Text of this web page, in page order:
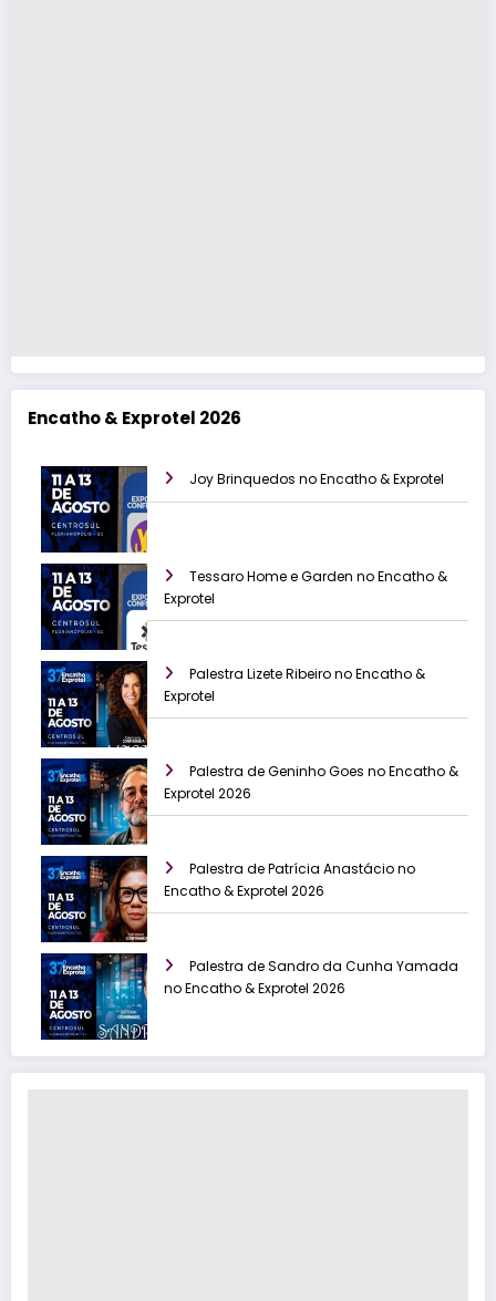
Encatho & Exprotel 2026
Joy Brinquedos no Encatho & Exprotel
Tessaro Home e Garden no Encatho &
Exprotel
Palestra Lizete Ribeiro no Encatho &
Exprotel
Palestra de Geninho Goes no Encatho &
Exprotel 2026
Palestra de Patrícia Anastácio no
Encatho & Exprotel 2026
Palestra de Sandro da Cunha Yamada
no Encatho & Exprotel 2026